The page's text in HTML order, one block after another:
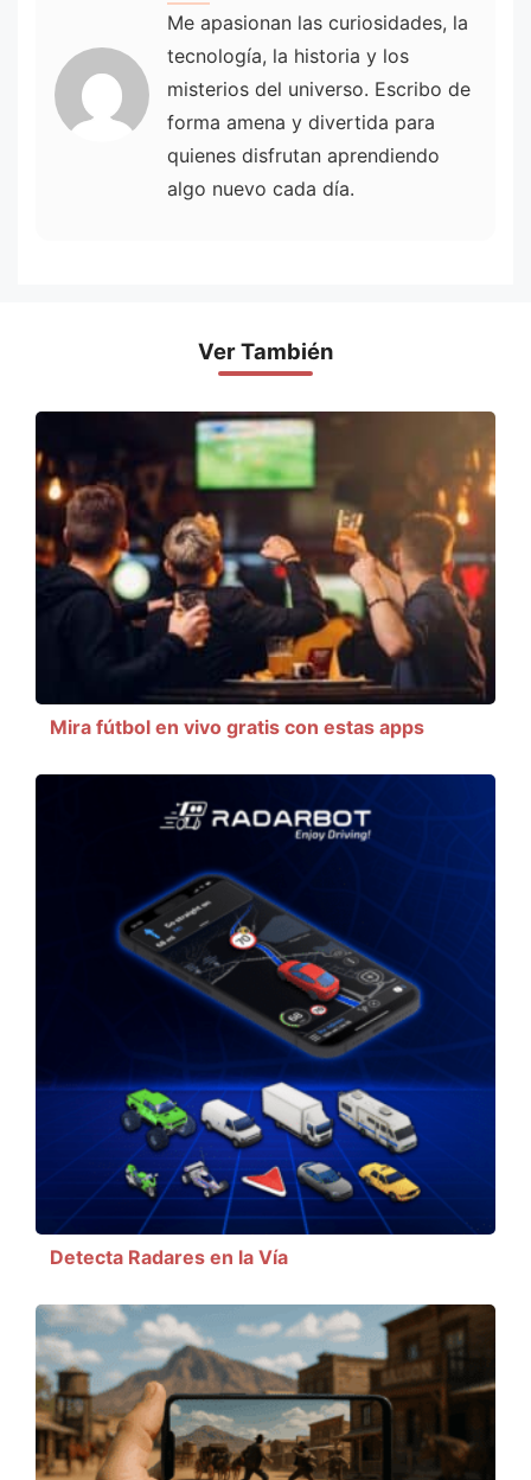
Me apasionan las curiosidades, la
tecnología, la historia y los
misterios del universo. Escribo de
forma amena y divertida para
quienes disfrutan aprendiendo
algo nuevo cada día.
Ver También
Mira fútbol en vivo gratis con estas apps
Detecta Radares en la Vía